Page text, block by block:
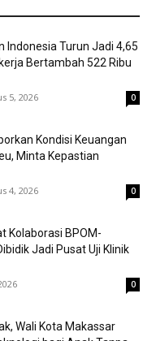
Indonesia Turun Jadi 4,65
Bertambah 522 Ribu
5, 2026 0
Kondisi Keuangan
Minta Kepastian
4, 2026 0
Kolaborasi BPOM-
Jadi Pusat Uji Klinik
0
Wali Kota Makassar